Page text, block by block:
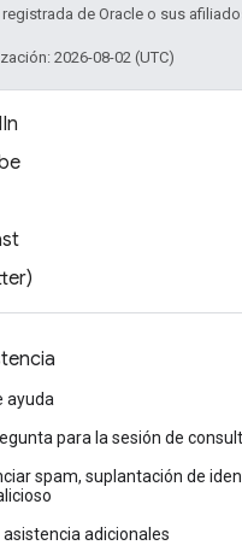
registrada de Oracle o sus
2026-08-02 (UTC)
ayuda
para la sesión de
spam, suplantación de
asistencia adicionales